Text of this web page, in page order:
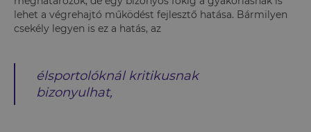
lehet a végrehajtó működést fejlesztő hatása. Bármilyen
csekély legyen is ez a hatás, az
élsportolóknál kritikusnak
bizonyulhat,